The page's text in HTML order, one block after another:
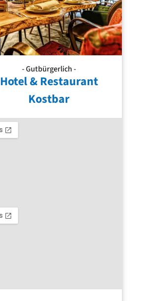
- Gutbürgerlich -
Hotel & Restaurant
Kostbar